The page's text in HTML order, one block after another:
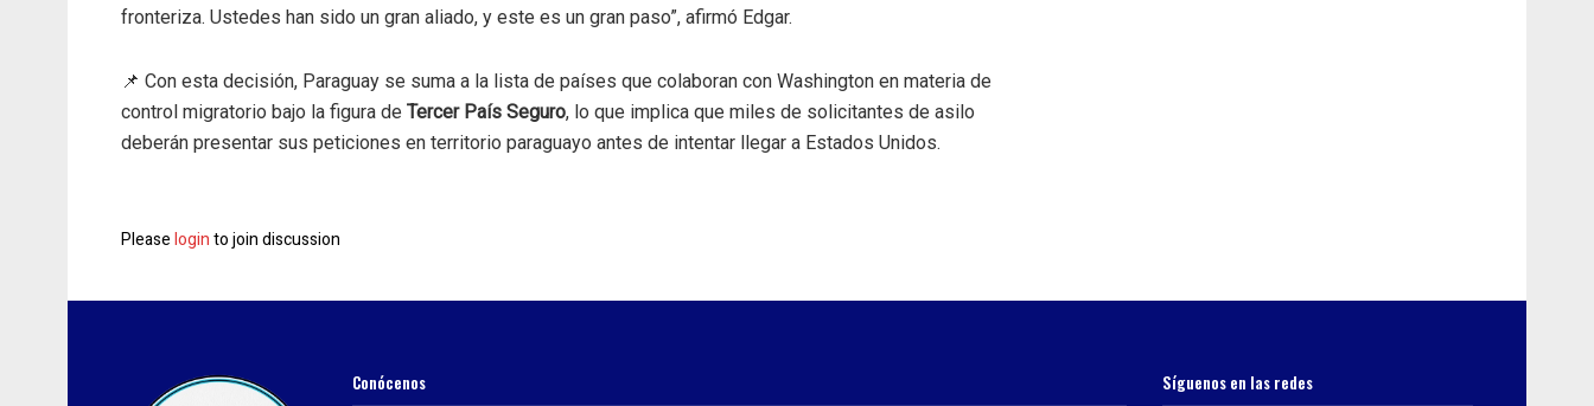
fronteriza. Ustedes han sido un gran aliado, y este es un gran paso”, afirmó Edgar.
📌 Con esta decisión, Paraguay se suma a la lista de países que colaboran con Washington en materia de
control migratorio bajo la figura de Tercer País Seguro, lo que implica que miles de solicitantes de asilo
deberán presentar sus peticiones en territorio paraguayo antes de intentar llegar a Estados Unidos.
Pleaseloginto join discussion
Conócenos Síguenos en las redes